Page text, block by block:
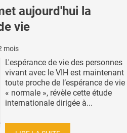
aujourd'hui la
vie
mois
L'espérance de vie des personnes
vivant avec le VIH est maintenant
toute proche de l’espérance de vie
« normale », révèle cette étude
internationale dirigée à...